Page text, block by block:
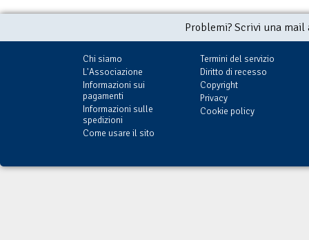
Problemi? Scrivi una
Chi siamo
L'Associazione
Informazioni sui
pagamenti
Informazioni sulle
spedizioni
Come usare il sito
Termini del servizio
Diritto di recesso
Copyright
Privacy
Cookie policy